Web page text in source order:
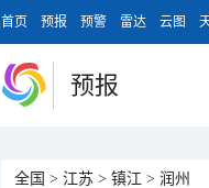
首页 预报 预警 雷达 云图
预报
全国 > 江苏 > 镇江 > 润州